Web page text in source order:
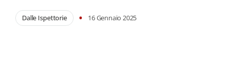
Dalle Ispettorie • 16 Gennaio 2025